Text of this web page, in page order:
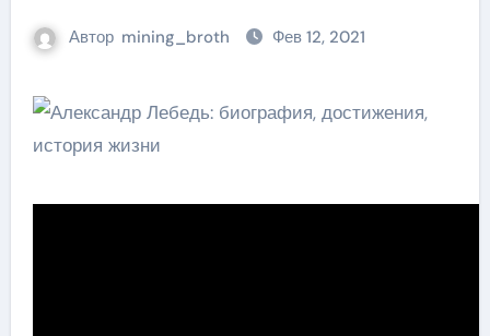
Автор mining_broth Фев 12, 2021